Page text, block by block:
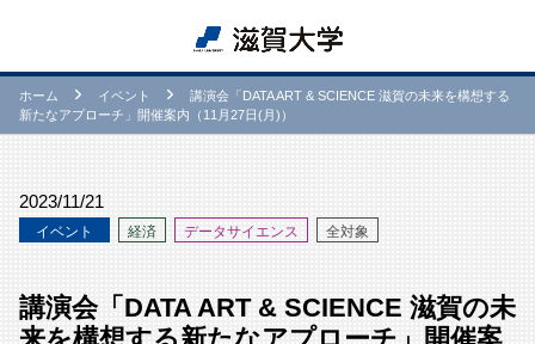
ホーム イベント
講演会「DATA ART & SCIENCE 滋賀の未来を構想する
新たなアプローチ」開催案内（11月27日(月)）
2023/11/21
イベント 経済 データサイエンス 全対象
講演会「DATA ART & SCIENCE 滋賀の未